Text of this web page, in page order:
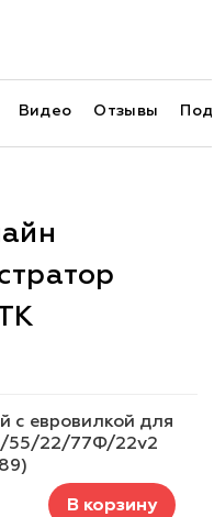
Видео Отзывы
c евровилкой для
55/22/77Ф/22v2
В корзину